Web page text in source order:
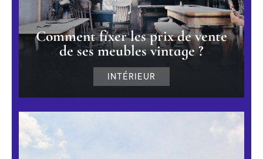
Comment fixer les prix de vente
de ses meubles vintage ?
INTÉRIEUR